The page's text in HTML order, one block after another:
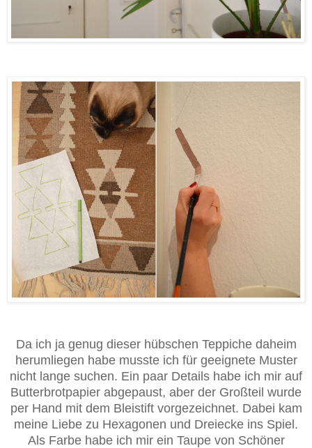
Da ich ja genug dieser hübschen Teppiche daheim
herumliegen habe musste ich für geeignete Muster
nicht lange suchen. Ein paar Details habe ich mir auf
Butterbrotpapier abgepaust, aber der Großteil wurde
per Hand mit dem Bleistift vorgezeichnet. Dabei kam
meine Liebe zu Hexagonen und Dreiecke ins Spiel.
Als Farbe habe ich mir ein Taupe von Schöner